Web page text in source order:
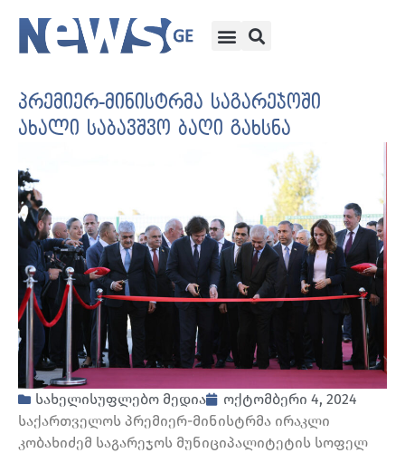
პრემიერ-მინისტრმა საგარეჯოში
ახალი საბავშვო ბაღი გახსნა
სახელისუფლებო მედია
ოქტომბერი 4, 2024
საქართველოს პრემიერ-მინისტრმა ირაკლი
კობახიძემ საგარეჯოს მუნიციპალიტეტის სოფელ